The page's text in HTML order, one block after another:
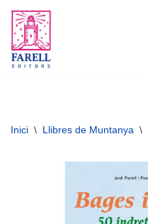
Vés
al
contingut
Inici \ Llibres de Muntanya \